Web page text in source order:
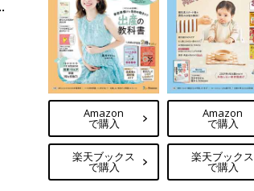
Amazon
で購入
楽天ブックス
で購入
Amazon
で購入
楽天ブックス
で購入